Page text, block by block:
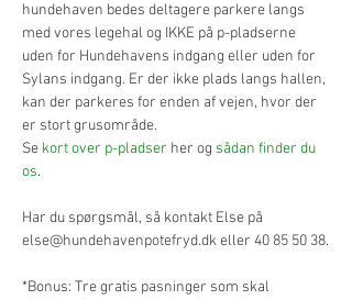
hundehaven bedes deltagere parkere langs
med vores legehal og IKKE på p-pladserne
uden for Hundehavens indgang eller uden for
Sylans indgang. Er der ikke plads langs hallen,
kan der parkeres for enden af vejen, hvor der
er stort grusområde.
Se kort over p-pladser her og sådan finder du
os.
Har du spørgsmål, så kontakt Else på
else@hundehavenpotefryd.dk eller 40 85 50 38.
*Bonus: Tre gratis pasninger som skal